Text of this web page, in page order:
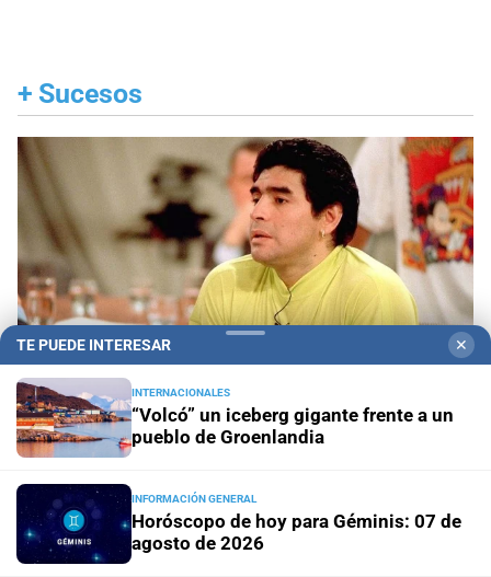
+ Sucesos
aseguró que Maradona “fue al baño” la noche
anterior a su muerte
TE PUEDE INTERESAR ✕
INTERNACIONALES
“Volcó” un iceberg gigante frente a un
pueblo de Groenlandia
INFORMACIÓN GENERAL
Horóscopo de hoy para Géminis: 07 de
agosto de 2026